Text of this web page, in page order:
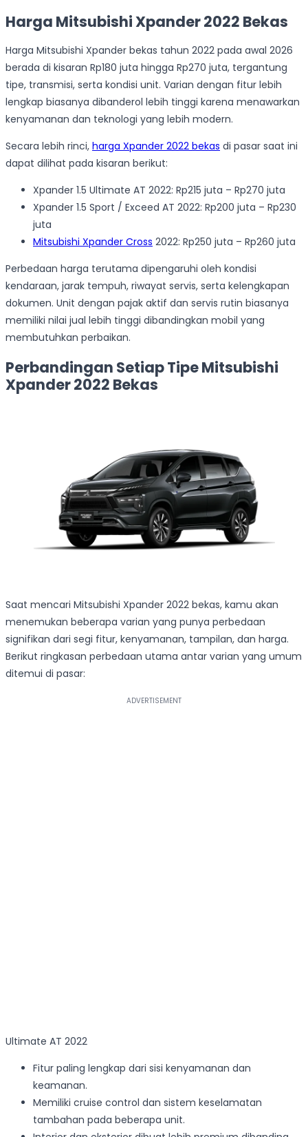
Harga Mitsubishi Xpander 2022 Bekas
Harga Mitsubishi Xpander bekas tahun 2022 pada awal 2026
berada di kisaran Rp180 juta hingga Rp270 juta, tergantung
tipe, transmisi, serta kondisi unit. Varian dengan fitur lebih
lengkap biasanya dibanderol lebih tinggi karena menawarkan
kenyamanan dan teknologi yang lebih modern.
Secara lebih rinci, harga Xpander 2022 bekas di pasar saat ini
dapat dilihat pada kisaran berikut:
Xpander 1.5 Ultimate AT 2022: Rp215 juta – Rp270 juta
Xpander 1.5 Sport / Exceed AT 2022: Rp200 juta – Rp230
juta
Mitsubishi Xpander Cross 2022: Rp250 juta – Rp260 juta
Perbedaan harga terutama dipengaruhi oleh kondisi
kendaraan, jarak tempuh, riwayat servis, serta kelengkapan
dokumen. Unit dengan pajak aktif dan servis rutin biasanya
memiliki nilai jual lebih tinggi dibandingkan mobil yang
membutuhkan perbaikan.
Perbandingan Setiap Tipe Mitsubishi
Xpander 2022 Bekas
Saat mencari Mitsubishi Xpander 2022 bekas, kamu akan
menemukan beberapa varian yang punya perbedaan
signifikan dari segi fitur, kenyamanan, tampilan, dan harga.
Berikut ringkasan perbedaan utama antar varian yang umum
ditemui di pasar:
Ultimate AT 2022
Fitur paling lengkap dari sisi kenyamanan dan
keamanan.
Memiliki cruise control dan sistem keselamatan
tambahan pada beberapa unit.